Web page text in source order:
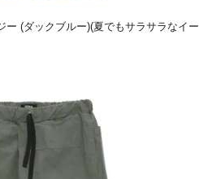
ー (ダックブルー)(夏でもサラサラなイー